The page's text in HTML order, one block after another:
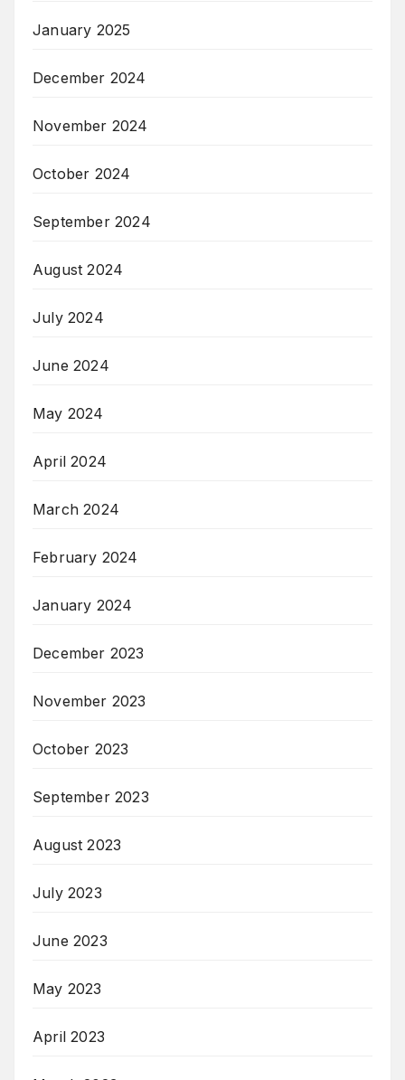
January 2025
December 2024
November 2024
October 2024
September 2024
August 2024
July 2024
June 2024
May 2024
April 2024
March 2024
February 2024
January 2024
December 2023
November 2023
October 2023
September 2023
August 2023
July 2023
June 2023
May 2023
April 2023